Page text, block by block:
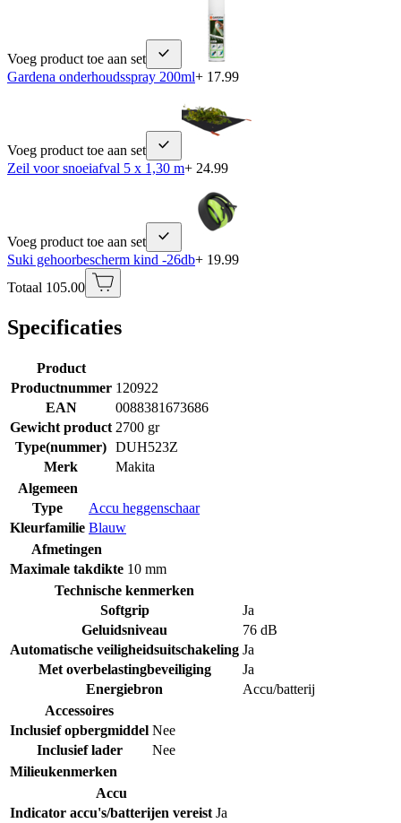
Voeg product toe aan set
Gardena onderhoudsspray 200ml+ 17.99
Voeg product toe aan set
Zeil voor snoeiafval 5 x 1,30 m+ 24.99
Voeg product toe aan set
Suki gehoorbescherm kind -26db+ 19.99
Totaal 105.00
Specificaties
Product
Productnummer 120922
EAN
0088381673686
Gewicht product 2700 gr
Type(nummer) DUH523Z
Merk
Makita
Algemeen
Type
Accu heggenschaar
Kleurfamilie Blauw
Afmetingen
Maximale takdikte 10 mm
Technische kenmerken
Softgrip
Ja
Geluidsniveau
76 dB
Automatische veiligheidsuitschakeling Ja
Met overbelastingbeveiliging
Ja
Energiebron
Accu/batterij
Accessoires
Inclusief opbergmiddel Nee
Inclusief lader
Nee
Milieukenmerken
Accu
Indicator accu's/batterijen vereist Ja